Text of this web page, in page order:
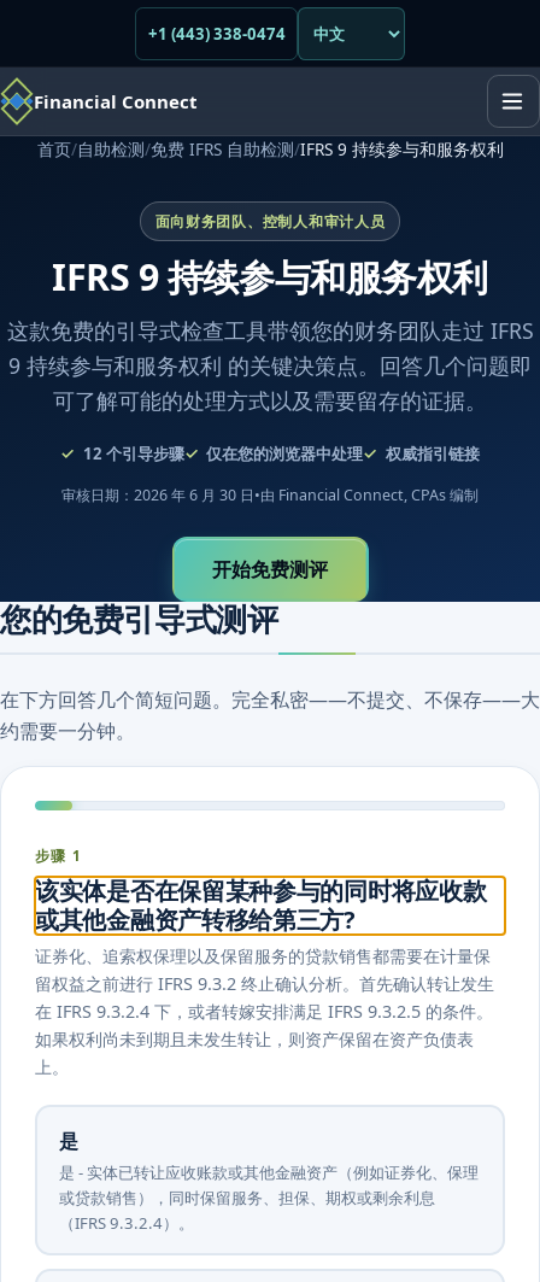
+1 (443) 338-0474
Financial Connect
首页/自助检测/免费 IFRS 自助检测/IFRS 9 持续参与和服务权利
面向财务团队、控制人和审计人员
IFRS 9 持续参与和服务权利
这款免费的引导式检查工具带领您的财务团队走过 IFRS
9 持续参与和服务权利 的关键决策点。回答几个问题即
可了解可能的处理方式以及需要留存的证据。
12 个引导步骤 仅在您的浏览器中处理 权威指引链接
审核日期：2026 年 6 月 30 日•由 Financial Connect, CPAs 编制
开始免费测评
您的免费引导式测评
在下方回答几个简短问题。完全私密——不提交、不保存——大
约需要一分钟。
步骤 1
该实体是否在保留某种参与的同时将应收款
或其他金融资产转移给第三方?
证券化、追索权保理以及保留服务的贷款销售都需要在计量保
留权益之前进行 IFRS 9.3.2 终止确认分析。首先确认转让发生
在 IFRS 9.3.2.4 下，或者转嫁安排满足 IFRS 9.3.2.5 的条件。
如果权利尚未到期且未发生转让，则资产保留在资产负债表
上。
是
是 - 实体已转让应收账款或其他金融资产（例如证券化、保理
或贷款销售），同时保留服务、担保、期权或剩余利息
（IFRS 9.3.2.4）。